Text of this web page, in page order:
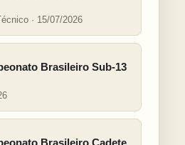
· 15/07/2026
Brasileiro Sub-13